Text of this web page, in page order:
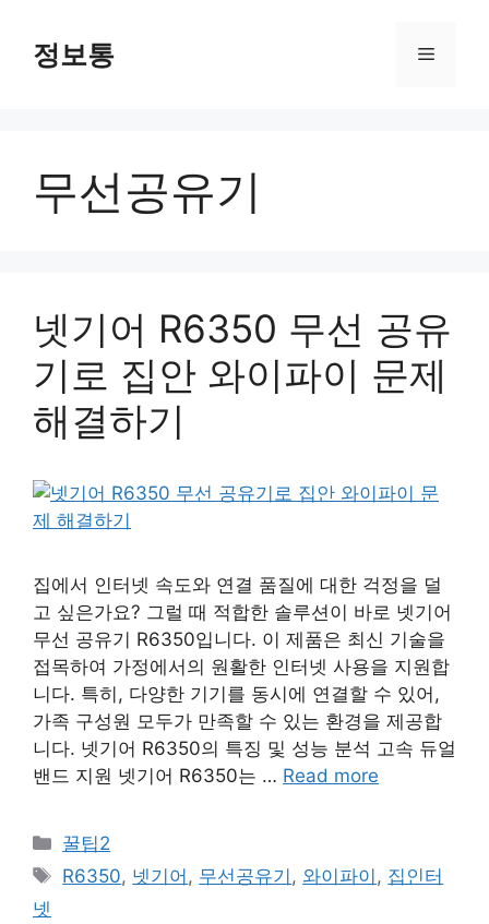
content정보통 Menu
무선공유기
넷기어 R6350 무선 공유
기로 집안 와이파이 문제
해결하기
집에서 인터넷 속도와 연결 품질에 대한 걱정을 덜
고 싶은가요? 그럴 때 적합한 솔루션이 바로 넷기어
무선 공유기 R6350입니다. 이 제품은 최신 기술을
접목하여 가정에서의 원활한 인터넷 사용을 지원합
니다. 특히, 다양한 기기를 동시에 연결할 수 있어,
가족 구성원 모두가 만족할 수 있는 환경을 제공합
니다. 넷기어 R6350의 특징 및 성능 분석 고속 듀얼
밴드 지원 넷기어 R6350는 … Read more
Categories
꿀팁2
Tags
R6350, 넷기어 , 무선공유기 , 와이파이 , 집인터
넷